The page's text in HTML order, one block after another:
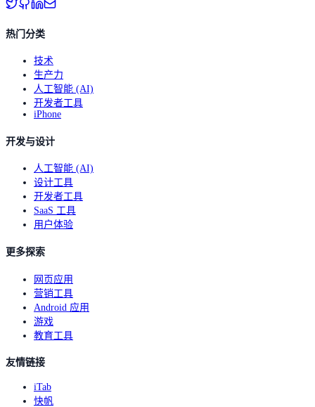
热门分类
技术
生产力
人工智能 (AI)
开发者工具
iPhone
开发与设计
人工智能 (AI)
设计工具
开发者工具
SaaS 工具
用户体验
更多探索
网页应用
营销工具
Android 应用
游戏
教育工具
友情链接
iTab
快帆